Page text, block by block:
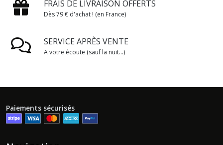
FRAIS DE LIVRAISON OFFERTS
Dès 79 € d'achat ! (en France)
SERVICE APRÈS VENTE
A votre écoute (sauf la nuit...)
Paiements sécurisés